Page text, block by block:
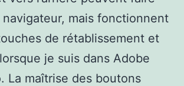
navigateur, mais fonctionnent
de rétablissement et
je suis dans Adobe
La maîtrise des boutons